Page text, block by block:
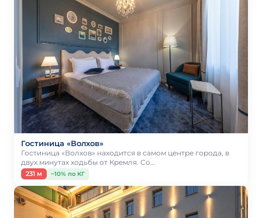
Гостиница «Волхов»
Гостиница «Волхов» находится в самом центре города, в
двух минутах ходьбы от Кремля. Со…
231 м −10% по КГ